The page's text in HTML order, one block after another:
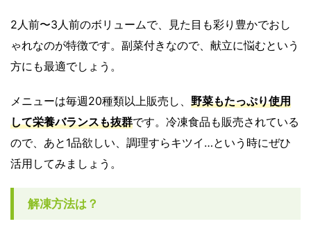
2人前〜3人前のボリュームで、見た目も彩り豊かでおし
ゃれなのが特徴です。副菜付きなので、献立に悩むという
方にも最適でしょう。
メニューは毎週20種類以上販売し、 野菜もたっぷり使用
して栄養バランスも抜群です。冷凍食品も販売されている
ので、あと1品欲しい、調理すらキツイ…という時にぜひ
活用してみましょう。
解凍方法は？